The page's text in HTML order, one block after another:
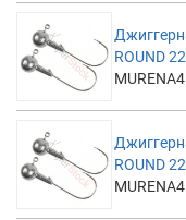
ROUND
ROUND